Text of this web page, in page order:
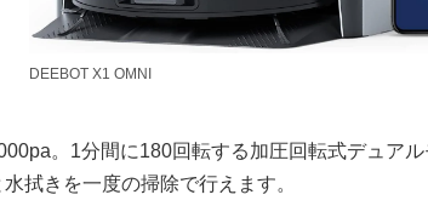
DEEBOT X1 OMNI
。1分間に180回転する加圧回転式デュアル
拭きを一度の掃除で行えます。